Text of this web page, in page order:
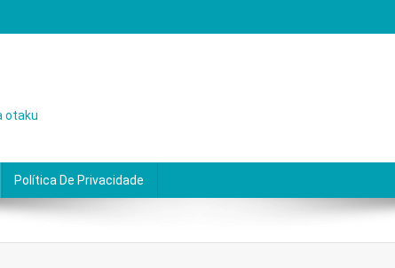
otaku
Política De Privacidade